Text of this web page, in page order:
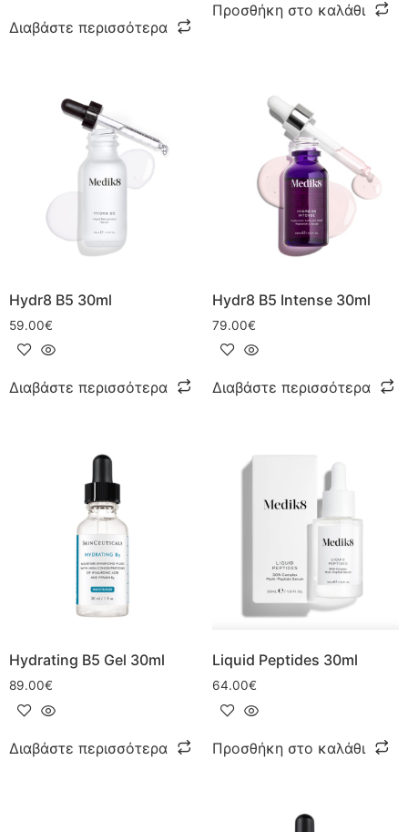
Διαβάστε περισσότερα
Προσθήκη στο καλάθι
Hydr8 B5 30ml
59.00€
Διαβάστε περισσότερα
Hydr8 B5 Intense 30ml
79.00€
Διαβάστε περισσότερα
Hydrating B5 Gel 30ml
89.00€
Διαβάστε περισσότερα
Liquid Peptides 30ml
64.00€
Προσθήκη στο καλάθι